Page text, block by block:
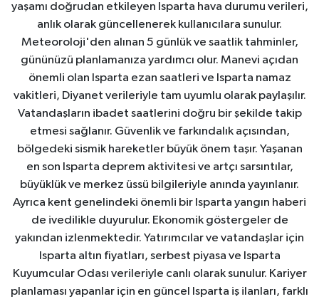
yaşamı doğrudan etkileyen Isparta hava durumu verileri,
anlık olarak güncellenerek kullanıcılara sunulur.
Meteoroloji'den alınan 5 günlük ve saatlik tahminler,
gününüzü planlamanıza yardımcı olur. Manevi açıdan
önemli olan Isparta ezan saatleri ve Isparta namaz
vakitleri, Diyanet verileriyle tam uyumlu olarak paylaşılır.
Vatandaşların ibadet saatlerini doğru bir şekilde takip
etmesi sağlanır. Güvenlik ve farkındalık açısından,
bölgedeki sismik hareketler büyük önem taşır. Yaşanan
en son Isparta deprem aktivitesi ve artçı sarsıntılar,
büyüklük ve merkez üssü bilgileriyle anında yayınlanır.
Ayrıca kent genelindeki önemli bir Isparta yangın haberi
de ivedilikle duyurulur. Ekonomik göstergeler de
yakından izlenmektedir. Yatırımcılar ve vatandaşlar için
Isparta altın fiyatları, serbest piyasa ve Isparta
Kuyumcular Odası verileriyle canlı olarak sunulur. Kariyer
planlaması yapanlar için en güncel Isparta iş ilanları, farklı